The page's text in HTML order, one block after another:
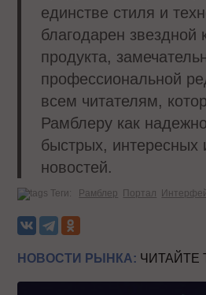
единстве стиля и
благодарен звездной
продукта,
профессиональной
всем читателям,
Рамблеру как
быстрых, интересных
новостей.
Теги: Рамблер Портал
НОВОСТИ РЫНКА: ЧИТАЙТЕ